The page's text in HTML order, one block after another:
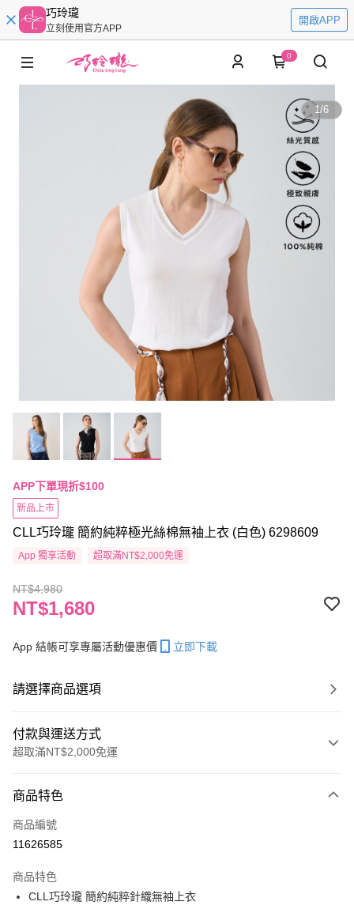
巧玲瓏
立刻使用官方APP
開啟APP
0
1/6
APP下單現折$100
新品上市
CLL巧玲瓏 簡約純粹極光絲棉無袖上衣 (白色) 6298609
App 獨享活動 超取滿NT$2,000免運
NT$4,980
NT$1,680
App 結帳可享專屬活動優惠價 立即下載
請選擇商品選項
付款與運送方式
超取滿NT$2,000免運
信用卡一次付款
信用卡分期付款
合作金庫商業銀行
華南商業銀行
彰化商業銀行
超商取貨付款
商品特色
商品編號
11626585
商品特色
CLL巧玲瓏 簡約純粹針織無袖上衣